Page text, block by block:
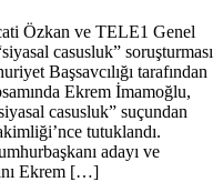
Özkan ve TELE1 Genel
casusluk” soruşturması
Başsavcılığı tarafından
Ekrem İmamoğlu,
casusluk” suçundan
tutuklandı.
adayı ve
Ekrem […]